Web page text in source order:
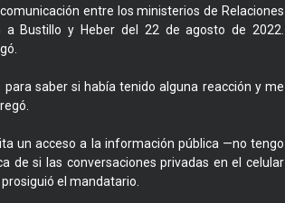
entre los ministerios de Relaciones
a Bustillo y Heber del 22 de agosto de 2022.
saber si había tenido alguna reacción y me
un acceso a la información pública —no tengo
de si las conversaciones privadas en el celular
el mandatario.